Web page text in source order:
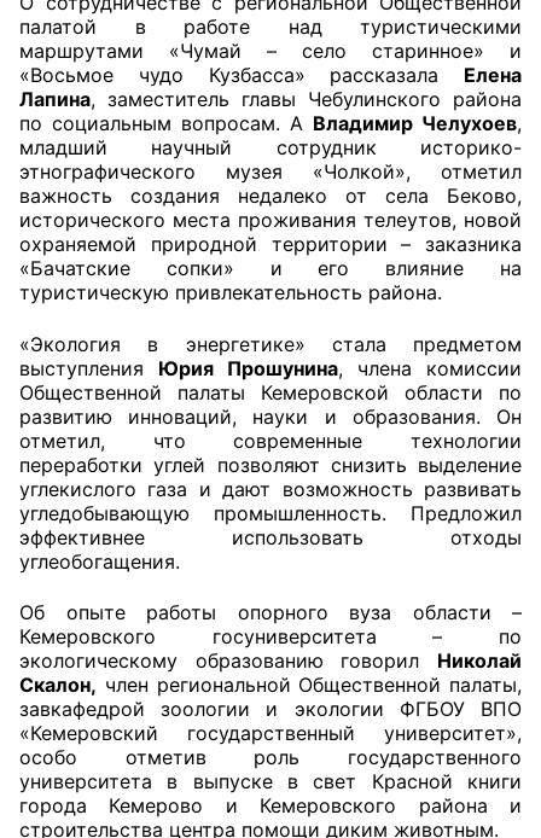
палатой в работе над туристическими
маршрутами «Чумай – село старинное» и
«Восьмое чудо Кузбасса» рассказала Елена
Лапина, заместитель главы Чебулинского района
по социальным вопросам. А Владимир Челухоев,
младший научный сотрудник историко-
этнографического музея «Чолкой», отметил
важность создания недалеко от села Беково,
исторического места проживания телеутов, новой
охраняемой природной территории – заказника
«Бачатские сопки» и его влияние на
туристическую привлекательность района.
«Экология в энергетике» стала предметом
выступления Юрия Прошунина, члена комиссии
Общественной палаты Кемеровской области по
развитию инноваций, науки и образования. Он
отметил, что современные технологии
переработки углей позволяют снизить выделение
углекислого газа и дают возможность развивать
угледобывающую промышленность. Предложил
эффективнее использовать отходы
углеобогащения.
Об опыте работы опорного вуза области –
Кемеровского госуниверситета – по
экологическому образованию говорил Николай
Скалон, член региональной Общественной палаты,
завкафедрой зоологии и экологии ФГБОУ ВПО
«Кемеровский государственный университет»,
особо отметив роль государственного
университета в выпуске в свет Красной книги
города Кемерово и Кемеровского района и
строительства центра помощи диким животным.